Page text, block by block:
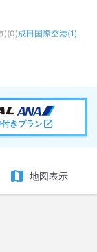
)(0)成田国際空港(1)
きプラン
地図表示